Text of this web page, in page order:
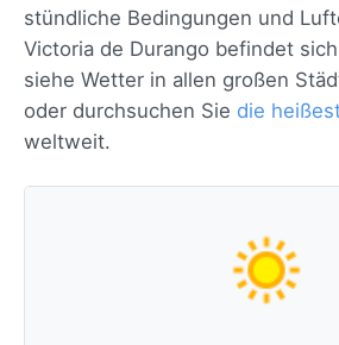
stündliche Bedingungen und
Victoria de Durango befindet
siehe Wetter in allen großen
oder durchsuchen Sie die
weltweit.